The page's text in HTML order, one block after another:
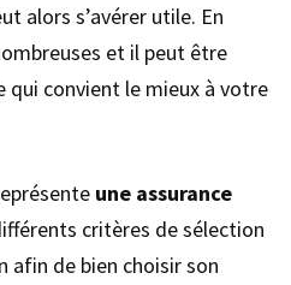
alors s’avérer utile. En
et il peut être
qui convient le mieux à votre
une assurance
critères de sélection
afin de bien choisir son